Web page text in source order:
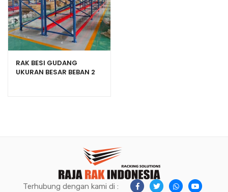
RAK BESI GUDANG
UKURAN BESAR BEBAN 2
Terhubung dengan kami di :